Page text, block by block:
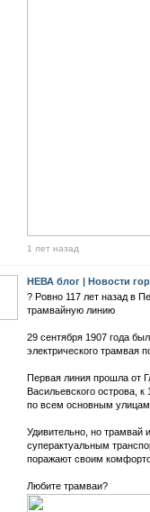
1 лет назад
НЕВА блог | Новости
? Ровно 117 лет назад в
трамвайную линию
29 сентября 1907 года
электрического трамвая
Первая линия прошла от
Васильевского острова,
по всем основным улицам
Удивительно, но трамвай
суперактуальным
поражают своим
Любите трамваи?